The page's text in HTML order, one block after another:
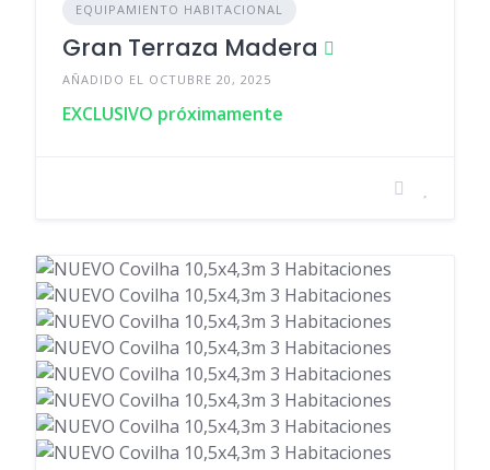
EQUIPAMIENTO HABITACIONAL
Gran Terraza Madera
AÑADIDO EL OCTUBRE 20, 2025
EXCLUSIVO próximamente